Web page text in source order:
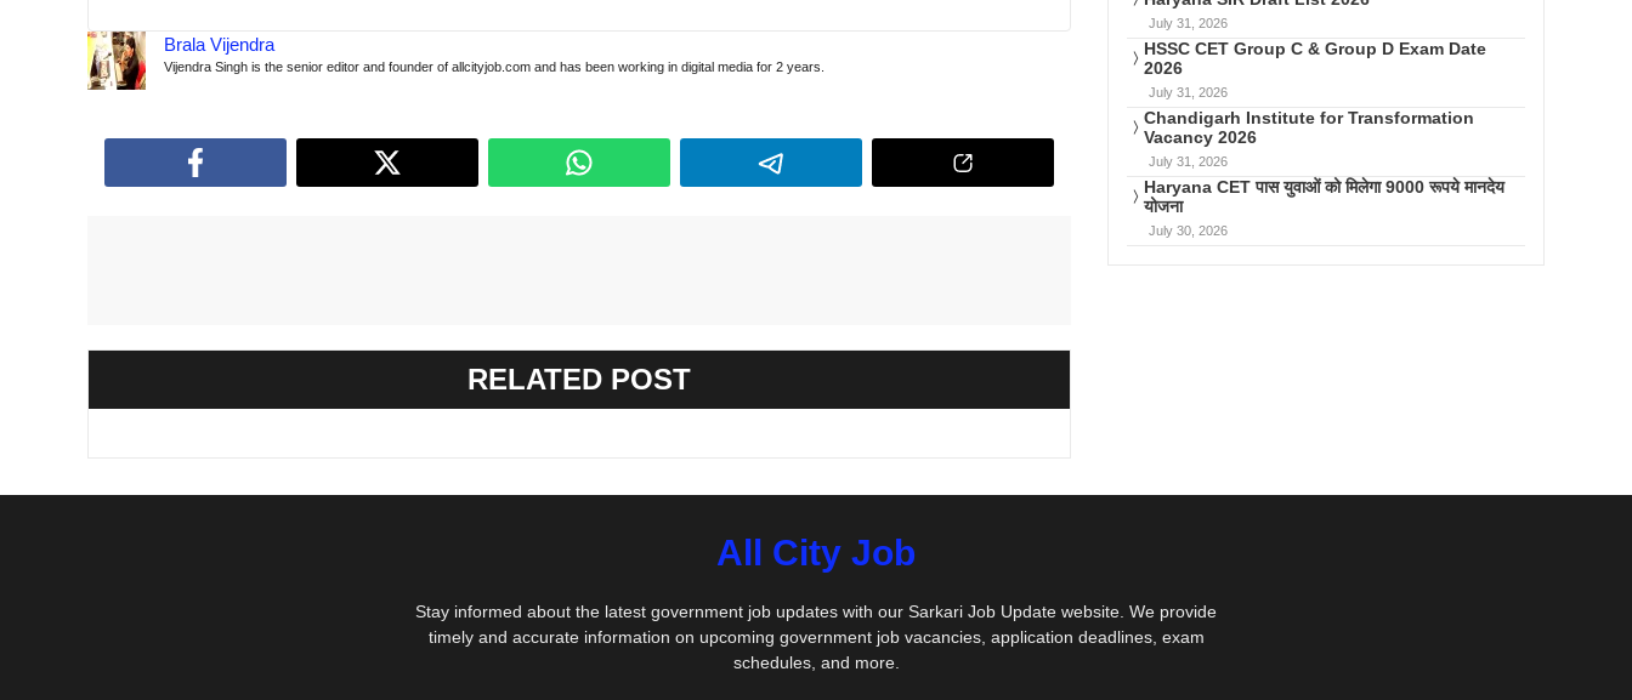
Brala Vijendra
Vijendra Singh is the senior editor and founder of allcityjob.com and has been working in digital media for 2 years.
RELATED POST
July 31, 2026
HSSC CET Group C & Group D Exam Date
2026
July 31, 2026
Chandigarh Institute for Transformation
Vacancy 2026
July 31, 2026
Haryana CET पास युवाओं को मिलेगा 9000 रूपये मानदेय
योजना
July 30, 2026
All City Job
Stay informed about the latest government job updates with our Sarkari Job Update website. We provide
timely and accurate information on upcoming government job vacancies, application deadlines, exam
schedules, and more.